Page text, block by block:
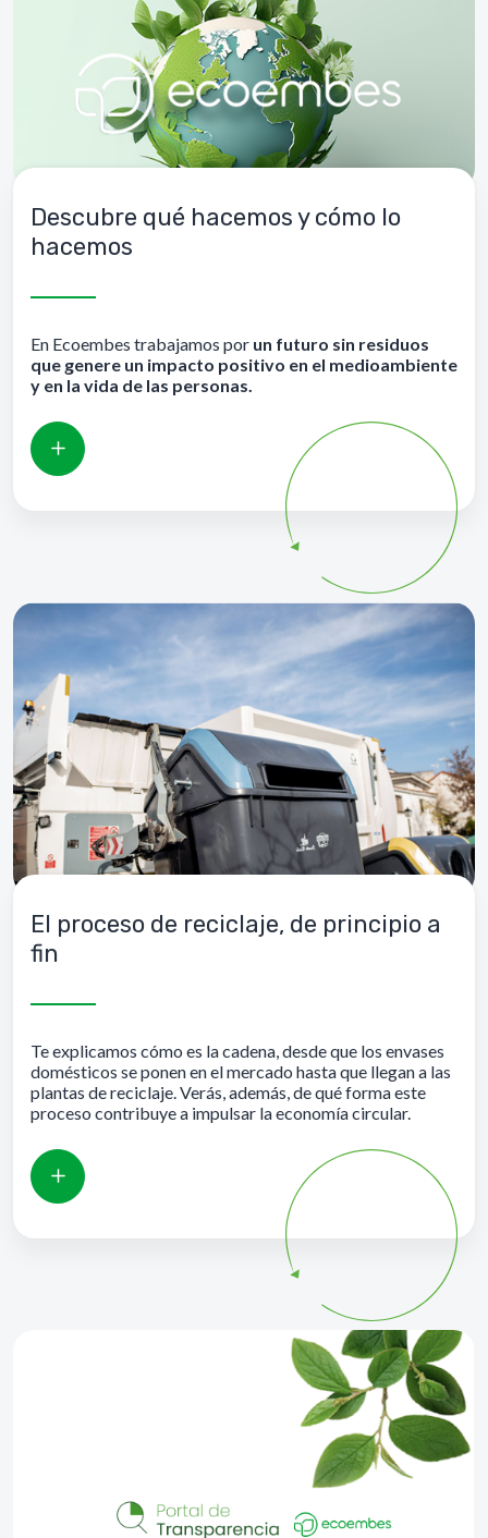
Descubre qué hacemos y cómo lo
hacemos
En Ecoembes trabajamos por un futuro sin residuos
que genere un impacto positivo en el medioambiente
y en la vida de las personas.
El proceso de reciclaje, de principio a
fin
Te explicamos cómo es la cadena, desde que los envases
domésticos se ponen en el mercado hasta que llegan a las
plantas de reciclaje. Verás, además, de qué forma este
proceso contribuye a impulsar la economía circular.